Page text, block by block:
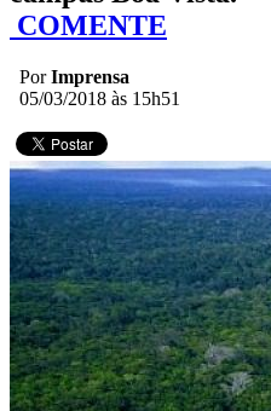
COMENTE
PorImprensa
05/03/2018 às 15h51